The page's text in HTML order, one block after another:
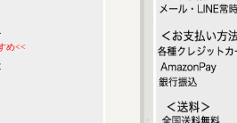
め<<